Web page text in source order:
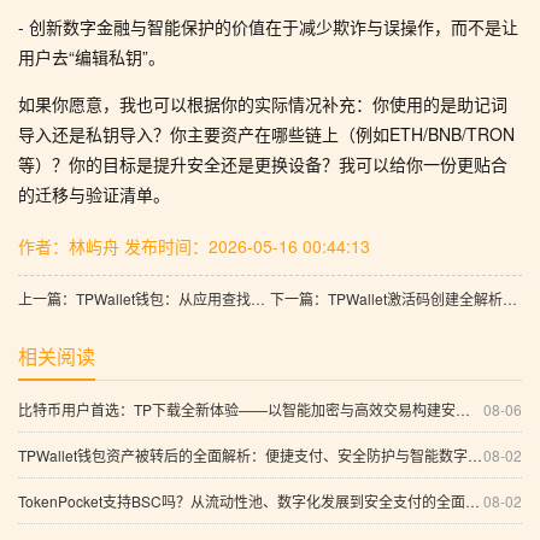
- 创新数字金融与智能保护的价值在于减少欺诈与误操作，而不是让
用户去“编辑私钥”。
如果你愿意，我也可以根据你的实际情况补充：你使用的是助记词
导入还是私钥导入？你主要资产在哪些链上（例如ETH/BNB/TRON
等）？你的目标是提升安全还是更换设备？我可以给你一份更贴合
的迁移与验证清单。
作者：林屿舟 发布时间：2026-05-16 00:44:13
上一篇：TPWallet钱包：从应用查找到多维安全与智能资产保护的综合指南 下一篇：TPWallet激活码创建全解析：多链互换、安全交易与高效资金管理一站式指南
相关阅读
08-06
比特币用户首选：TP下载全新体验——以智能加密与高效交易构建安全数字资产管理体系
08-02
TPWallet钱包资产被转后的全面解析：便捷支付、安全防护与智能数字资产管理
08-02
TokenPocket支持BSC吗？从流动性池、数字化发展到安全支付的全面指南